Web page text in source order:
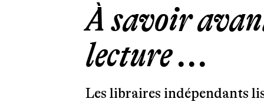
À savoir
lecture ...
Les libraires indépendants